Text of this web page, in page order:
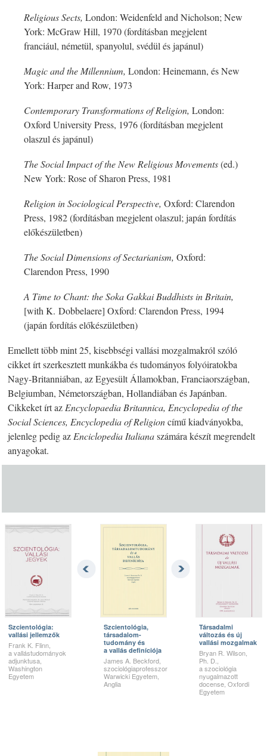
Religious Sects, London: Weidenfeld and Nicholson; New
York: McGraw Hill, 1970 (fordításban megjelent
franciául, németül, spanyolul, svédül és japánul)
Magic and the Millennium, London: Heinemann, és New
York: Harper and Row, 1973
Contemporary Transformations of Religion, London:
Oxford University Press, 1976 (fordításban megjelent
olaszul és japánul)
The Social Impact of the New Religious Movements(ed.)
New York: Rose of Sharon Press, 1981
Religion in Sociological Perspective, Oxford: Clarendon
Press, 1982 (fordításban megjelent olaszul; japán fordítás
előkészületben)
The SocialDimensions of Sectarianism, Oxford:
Clarendon Press, 1990
A Time to Chant: the Soka Gakkai Buddhists in Britain,
[with K. Dobbelaere] Oxford: Clarendon Press, 1994
(japán fordítás előkészületben)
Emellett több mint 25, kisebbségi vallási mozgalmakról szóló
cikket írt szerkesztett munkákba és tudományos folyóiratokba
Nagy-Britanniában, az Egyesült Államokban, Franciaországban,
Belgiumban, Németországban, Hollandiában és Japánban.
Cikkeket írt az Encyclopaedia Britannica, Encyclopedia of the
Social Sciences, Encyclopedia of Religioncímű kiadványokba,
jelenleg pedig az Enciclopedia Italianaszámára készít megrendelt
anyagokat.
Szcientológia:
vallási jellemzők
Frank K. Flinn,
a vallástudományok
adjunktusa,
Washington
Egyetem
Szcientológia,
társa­dalom­
tudomány és
a vallás definíciója
James A. Beckford,
szociológiaprofesszor
Warwicki Egyetem,
Anglia
Társadalmi
változás és új
vallási mozgalmak
Bryan R. Wilson,
Ph. D.,
a szociológia
nyugalmazott
docense, Oxfordi
Egyetem